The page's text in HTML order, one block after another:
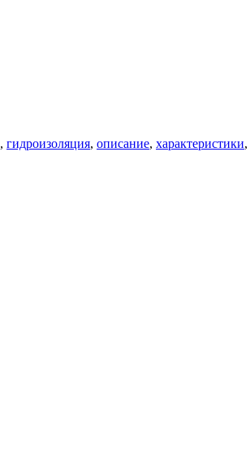
, гидроизоляция, описание, характеристики,